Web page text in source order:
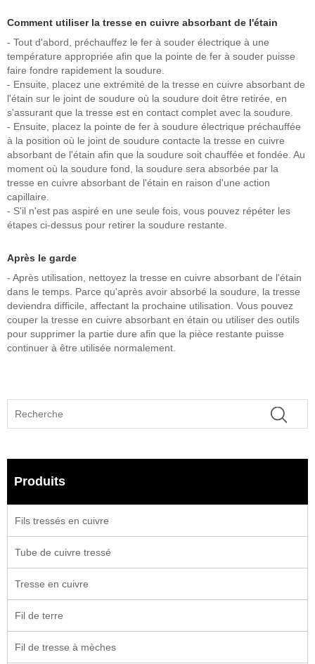
Comment utiliser la tresse en cuivre absorbant de l'étain
- Tout d'abord, préchauffez le fer à souder électrique à une
température appropriée afin que la pointe de fer à souder puisse
faire fondre rapidement la soudure.
- Ensuite, placez une extrémité de la tresse en cuivre absorbant de
l'étain sur le joint de soudure où la soudure doit être retirée, en
s'assurant que la tresse est en contact complet avec la soudure.
- Ensuite, placez la pointe de fer à soudure électrique préchauffée
à la position où le joint de soudure contacte la tresse en cuivre
absorbant de l'étain afin que la soudure soit chauffée et fondée. Au
moment où la soudure fond, la soudure sera absorbée par la
tresse en cuivre absorbant de l'étain en raison d'une action
capillaire.
- S'il n'est pas aspiré en une seule fois, vous pouvez répéter les
étapes ci-dessus pour retirer la soudure restante.
Après le garde
- Après utilisation, nettoyez la tresse en cuivre absorbant de l'étain
dans le temps. Parce qu'après avoir absorbé la soudure, la tresse
deviendra difficile, affectant la prochaine utilisation. Vous pouvez
couper la tresse en cuivre absorbant en étain ou utiliser des outils
pour supprimer la partie dure afin que la pièce restante puisse
continuer à être utilisée normalement.
Produits
Fils tressés en cuivre
Tube de cuivre tressé
Tresse en cuivre
Fil de terre
Fil de tresse à mèches